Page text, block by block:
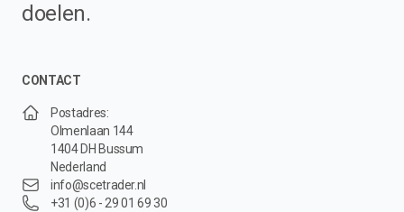
doelen.
CONTACT
Postadres:
Olmenlaan 144
1404 DH Bussum
Nederland
info@scetrader.nl
+31 (0)6 - 29 01 69 30